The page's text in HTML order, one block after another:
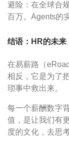
避险：在全球合
百万。Agents的
结语：HR的未
在易薪路（
相反，它是为了
琐事中救出来。
每一个薪酬数字
值，是让我们有
度的文化，去思